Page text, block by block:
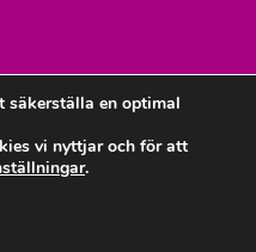
säkerställa en optimal
vi nyttjar och för att
.